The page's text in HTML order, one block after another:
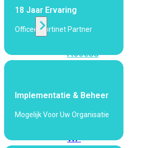
WiFi
Access
Wi-
Generatie
Wi-
18 Jaar Ervaring
Officeel Fortinet Partner
Implementatie & Beheer
Mogelijk Voor Uw Organisatie